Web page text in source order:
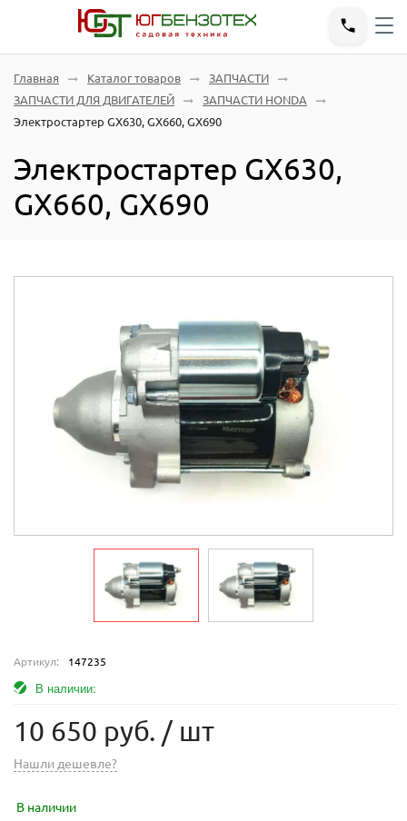
Главная Каталог товаров
ЗАПЧАСТИ
ЗАПЧАСТИ ДЛЯ ДВИГАТЕЛЕЙ
ЗАПЧАСТИ HONDA
Электростартер GX630, GX660, GX690
Электростартер GX630,
GX660, GX690
Артикул: 147235
В наличии:
10 650 руб. / шт
Нашли дешевле?
В наличии